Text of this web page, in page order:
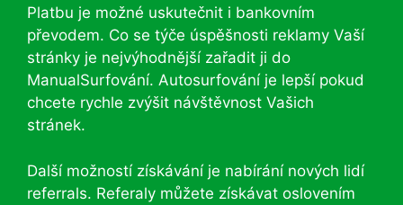
Platbu je možné uskutečnit i bankovním
převodem. Co se týče úspěšnosti reklamy Vaší
stránky je nejvýhodnější zařadit ji do
ManualSurfování. Autosurfování je lepší pokud
chcete rychle zvýšit návštěvnost Vašich
stránek.
Další možností získávání je nabírání nových lidí
referrals. Referaly můžete získávat oslovením